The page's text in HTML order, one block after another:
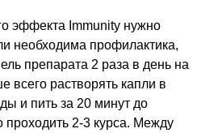
эффекта Immunity нужно
необходима профилактика,
препарата 2 раза в день на
всего растворять капли в
и пить за 20 минут до
2-3 курса. Между